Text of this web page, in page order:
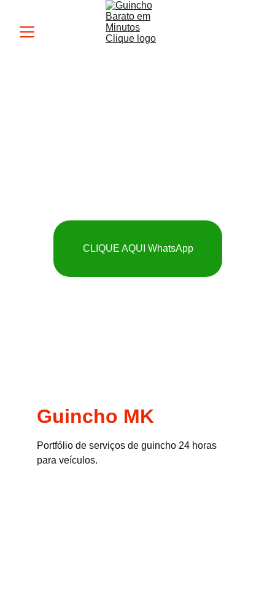
CLIQUE AQUI WhatsApp
Guincho MK
Portfólio de serviços de guincho 24 horas
para veículos.